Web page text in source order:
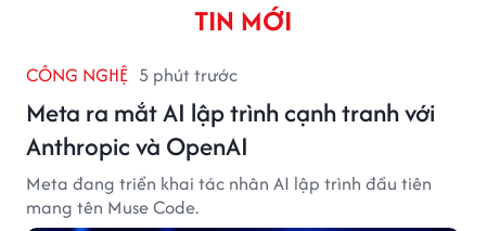
TIN MỚI
CÔNG NGHỆ 5 phút trước
Meta ra mắt AI lập trình cạnh tranh với
Anthropic và OpenAI
Meta đang triển khai tác nhân AI lập trình đầu tiên
mang tên Muse Code.